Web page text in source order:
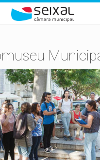
principal